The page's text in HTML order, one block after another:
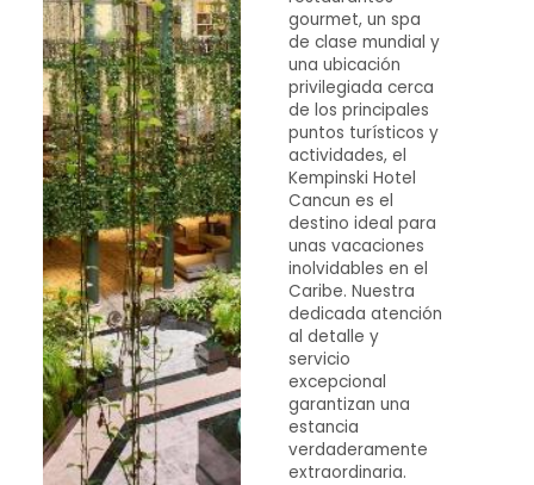
gourmet, un spa
de clase mundial y
una ubicación
privilegiada cerca
de los principales
puntos turísticos y
actividades, el
Kempinski Hotel
Cancun es el
destino ideal para
unas vacaciones
inolvidables en el
Caribe. Nuestra
dedicada atención
al detalle y
servicio
excepcional
garantizan una
estancia
verdaderamente
extraordinaria.